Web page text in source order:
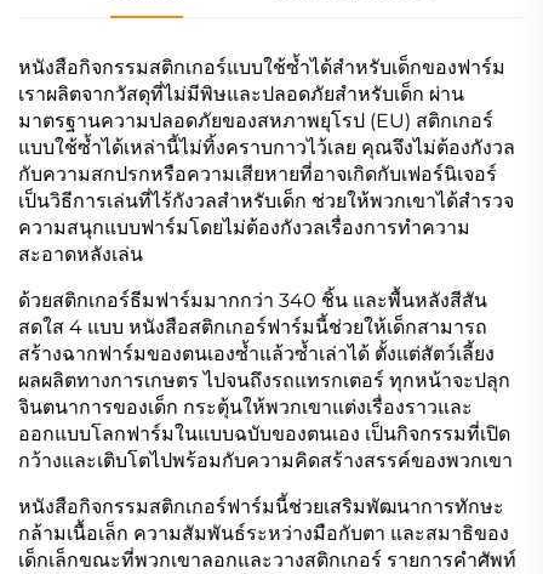
หนังสือกิจกรรมสติกเกอร์แบบใช้ซ้ำได้สำหรับเด็กของฟาร์ม
เราผลิตจากวัสดุที่ไม่มีพิษและปลอดภัยสำหรับเด็ก ผ่าน
มาตรฐานความปลอดภัยของสหภาพยุโรป (EU) สติกเกอร์
แบบใช้ซ้ำได้เหล่านี้ไม่ทิ้งคราบกาวไว้เลย คุณจึงไม่ต้องกังวล
กับความสกปรกหรือความเสียหายที่อาจเกิดกับเฟอร์นิเจอร์
เป็นวิธีการเล่นที่ไร้กังวลสำหรับเด็ก ช่วยให้พวกเขาได้สำรวจ
ความสนุกแบบฟาร์มโดยไม่ต้องกังวลเรื่องการทำความ
สะอาดหลังเล่น
ด้วยสติกเกอร์ธีมฟาร์มมากกว่า 340 ชิ้น และพื้นหลังสีสัน
สดใส 4 แบบ หนังสือสติกเกอร์ฟาร์มนี้ช่วยให้เด็กสามารถ
สร้างฉากฟาร์มของตนเองซ้ำแล้วซ้ำเล่าได้ ตั้งแต่สัตว์เลี้ยง
ผลผลิตทางการเกษตร ไปจนถึงรถแทรกเตอร์ ทุกหน้าจะปลุก
จินตนาการของเด็ก กระตุ้นให้พวกเขาแต่งเรื่องราวและ
ออกแบบโลกฟาร์มในแบบฉบับของตนเอง เป็นกิจกรรมที่เปิด
กว้างและเติบโตไปพร้อมกับความคิดสร้างสรรค์ของพวกเขา
หนังสือกิจกรรมสติกเกอร์ฟาร์มนี้ช่วยเสริมพัฒนาการทักษะ
กล้ามเนื้อเล็ก ความสัมพันธ์ระหว่างมือกับตา และสมาธิของ
เด็กเล็กขณะที่พวกเขาลอกและวางสติกเกอร์ รายการคำศัพท์